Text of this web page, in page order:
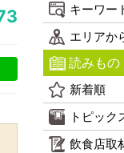
キーワー
エリアか
読みもの
新着順
トピック
飲食店取